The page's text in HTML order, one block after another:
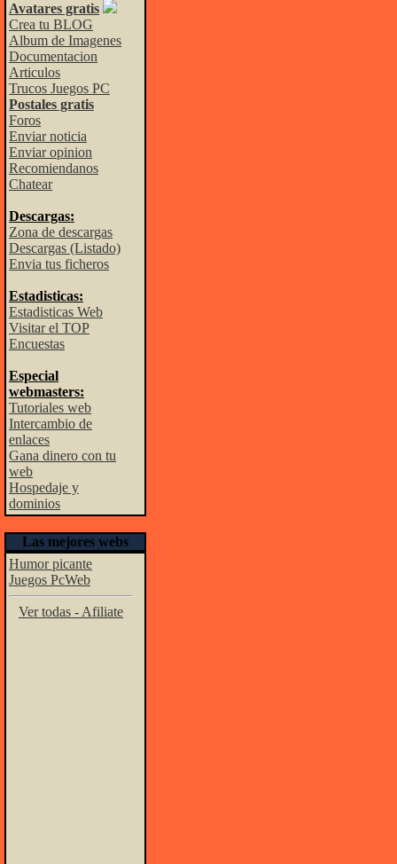
Avatares gratis
Crea tu BLOG
Album de Imagenes
Documentacion
Articulos
Trucos Juegos PC
Postales gratis
Foros
Enviar noticia
Enviar opinion
Recomiendanos
Chatear
Descargas:
Zona de descargas
Descargas (Listado)
Envia tus ficheros
Estadisticas:
Estadisticas Web
Visitar el TOP
Encuestas
Especial
webmasters:
Tutoriales web
Intercambio de
enlaces
Gana dinero con tu
web
Hospedaje y
dominios
Las mejores webs
Humor picante
Juegos PcWeb
Ver todas - Afiliate